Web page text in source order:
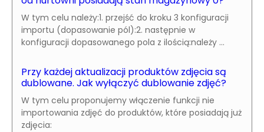
W tym celu należy:1. przejść do kroku 3 konfiguracji
importu (dopasowanie pól):2. następnie w
konfiguracji dopasowanego pola z ilością:należy ...
Przy każdej aktualizacji produktów zdjęcia są
dublowane. Jak wyłączyć dublowanie zdjęć?
W tym celu proponujemy włączenie funkcji nie
importowania zdjęć do produktów, które posiadają już
zdjęcia: